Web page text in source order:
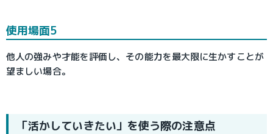
使用場面5
他人の強みや才能を評価し、その能力を最大限に生かすことが
望ましい場合。
「活かしていきたい」を使う際の注意点